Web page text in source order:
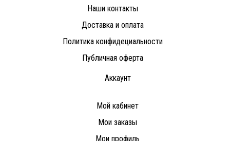
Наши контакты
Доставка и оплата
Политика конфидециальности
Публичная оферта
Аккаунт
Мой кабинет
Мои заказы
Мои профиль